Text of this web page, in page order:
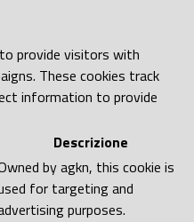
provide visitors with
These cookies track
information to provide
Descrizione
by agkn, this cookie is
for targeting and
purposes.